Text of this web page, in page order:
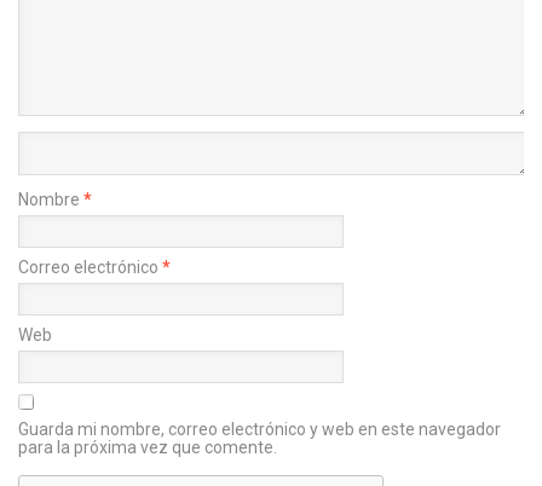
Nombre *
Correo electrónico *
Web
Guarda mi nombre, correo electrónico y web en este navegador
para la próxima vez que comente.